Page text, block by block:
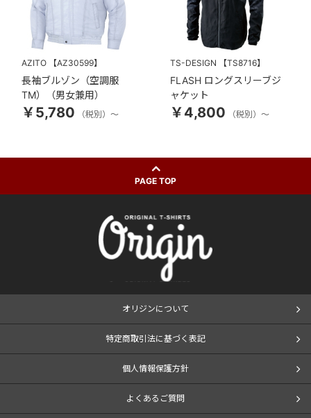
AZITO 【AZ30599】
長袖ブルゾン（空調服
TM）（男女兼用）
￥5,780 （税別）～
TS-DESIGN 【TS8716】
FLASH ロングスリーブジ
ャケット
￥4,800 （税別）～
PAGE TOP
オリジンについて
特定商取引法に基づく表記
個人情報保護方針
よくあるご質問